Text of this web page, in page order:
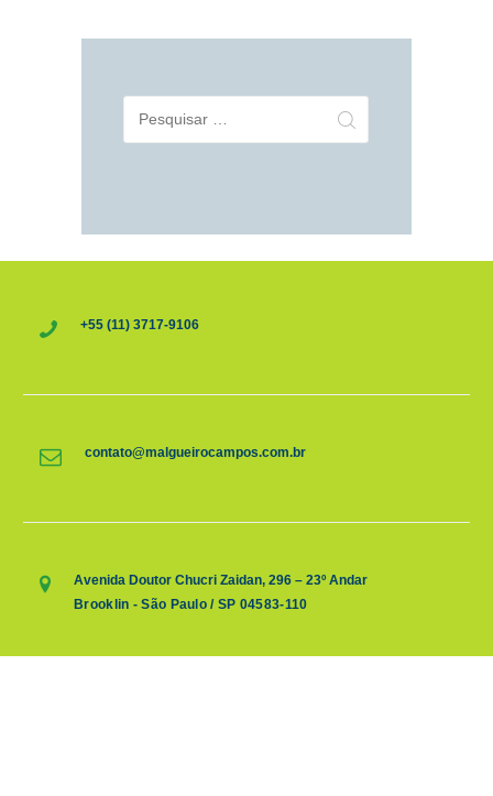
por:
+55 (11) 3717-9106
contato@malgueirocampos.com.br
Avenida Doutor Chucri Zaidan, 296 – 23º Andar
Brooklin - São Paulo / SP 04583-110